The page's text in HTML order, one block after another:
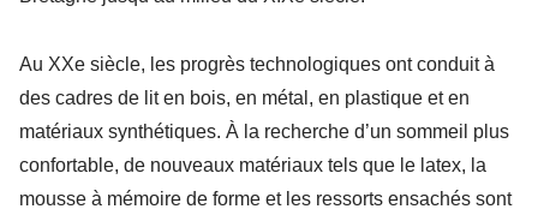
Au XXe siècle, les progrès technologiques ont conduit à
des cadres de lit en bois, en métal, en plastique et en
matériaux synthétiques. À la recherche d’un sommeil plus
confortable, de nouveaux matériaux tels que le latex, la
mousse à mémoire de forme et les ressorts ensachés sont